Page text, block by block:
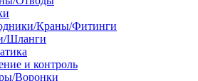
Краны/Фитинги
Шланги
и контроль
Воронки